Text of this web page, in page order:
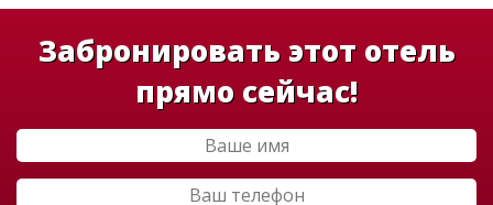
Забронировать этот отель
прямо сейчас!